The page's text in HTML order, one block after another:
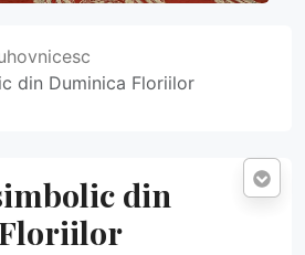
din Duminica Floriilor
din